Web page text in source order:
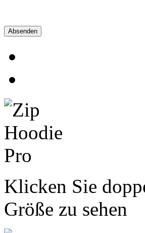
Absenden
Klicken Sie
Größe zu sehen